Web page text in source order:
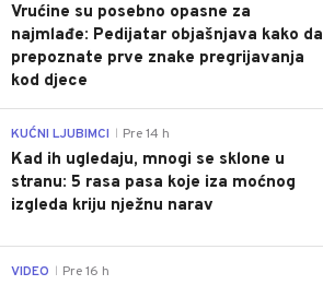
Vrućine su posebno opasne za
najmlađe: Pedijatar objašnjava kako da
prepoznate prve znake pregrijavanja
kod djece
KUĆNI LJUBIMCI Pre 14 h
Kad ih ugledaju, mnogi se sklone u
stranu: 5 rasa pasa koje iza moćnog
izgleda kriju nježnu narav
VIDEO Pre 16 h